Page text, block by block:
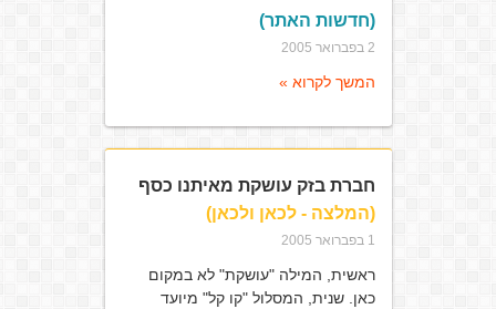
(חדשות האתר)
2 בפברואר 2005
המשך לקרוא »
חברת בזק עושקת מאיתנו כסף
(המלצה - לכאן ולכאן)
1 בפברואר 2005
ראשית, המילה "עושקת" לא במקום
כאן. שנית, המסלול "קו קל" מיועד